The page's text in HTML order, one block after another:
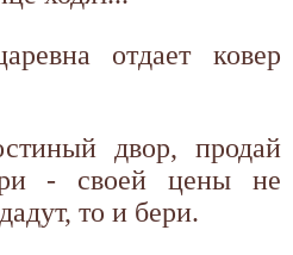
отдает ковер
двор, продай
- своей цены не
то и бери.